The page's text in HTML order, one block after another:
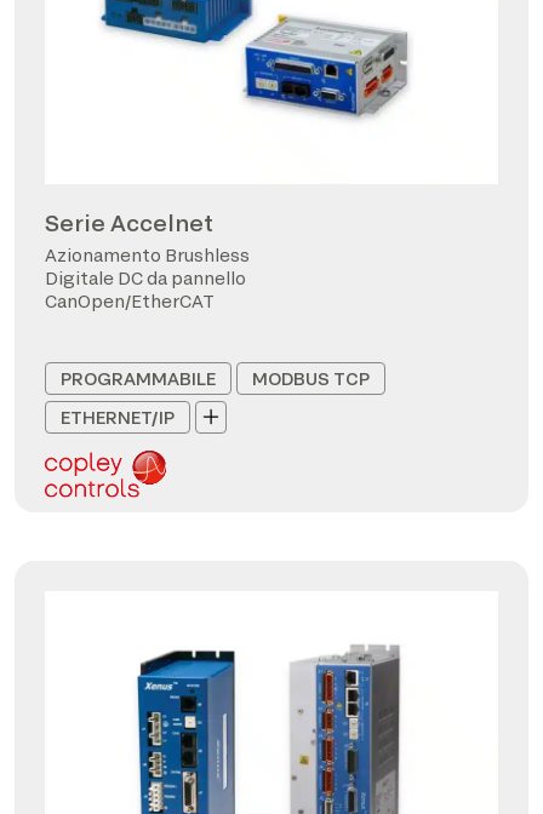
Serie Accelnet
Azionamento Brushless
Digitale DC da pannello
CanOpen/EtherCAT
PROGRAMMABILE
MODBUS TCP
ETHERNET/IP